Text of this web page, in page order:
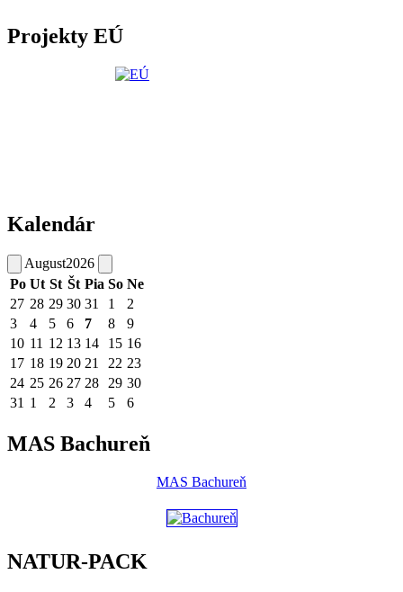
Projekty EÚ
Kalendár
August2026
Po Ut St Št Pia So Ne
27 28 29 30 31 1
2
3
4 5 6 7 8
9
10 11 12 13 14 15 16
17 18 19 20 21 22 23
24 25 26 27 28 29 30
31 1 2 3 4 5 6
MAS Bachureň
MAS Bachureň
NATUR-PACK